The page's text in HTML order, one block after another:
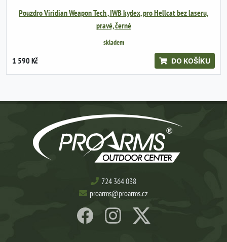
Pouzdro Viridian Weapon Tech , IWB kydex, pro Hellcat bez laseru,
pravé, černé
skladem
1 590 Kč DO KOŠÍKU
724 364 038
proarms@proarms.cz